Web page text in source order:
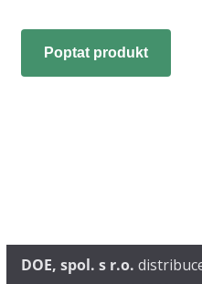
Poptat produkt
DOE, spol. s r.o.